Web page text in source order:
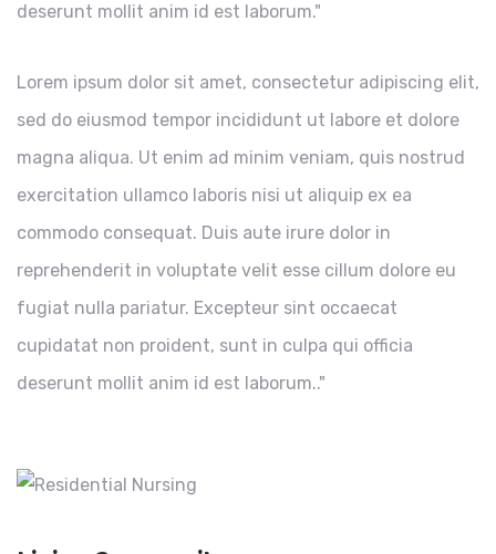
deserunt mollit anim id est laborum."
Lorem ipsum dolor sit amet, consectetur adipiscing elit,
sed do eiusmod tempor incididunt ut labore et dolore
magna aliqua. Ut enim ad minim veniam, quis nostrud
exercitation ullamco laboris nisi ut aliquip ex ea
commodo consequat. Duis aute irure dolor in
reprehenderit in voluptate velit esse cillum dolore eu
fugiat nulla pariatur. Excepteur sint occaecat
cupidatat non proident, sunt in culpa qui officia
deserunt mollit anim id est laborum.."